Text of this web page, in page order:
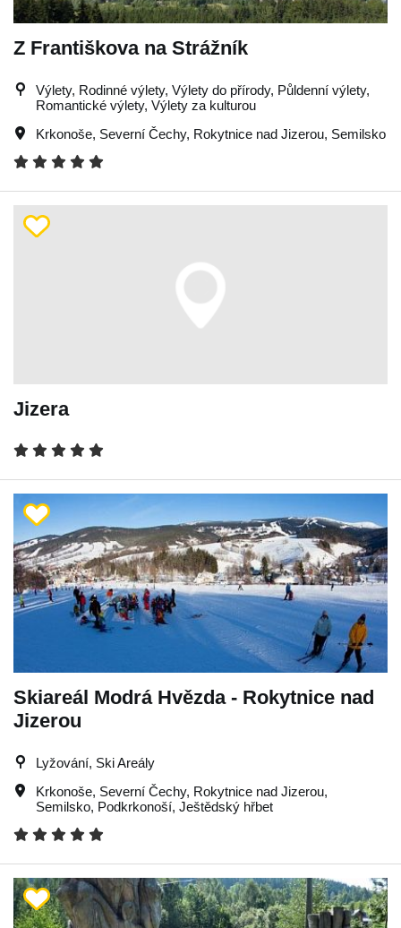
Z Františkova na Strážník
Výlety, Rodinné výlety, Výlety do přírody, Půldenní výlety,
Romantické výlety, Výlety za kulturou
Krkonoše, Severní Čechy, Rokytnice nad Jizerou, Semilsko
Jizera
Skiareál Modrá Hvězda - Rokytnice nad
Jizerou
Lyžování, Ski Areály
Krkonoše, Severní Čechy, Rokytnice nad Jizerou,
Semilsko, Podkrkonoší, Ještědský hřbet